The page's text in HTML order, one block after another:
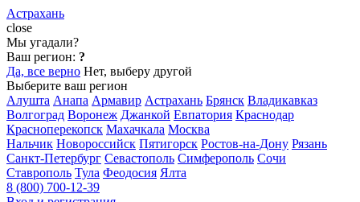
Астрахань
close
Мы угадали?
Ваш регион: ?
Да, все верно Нет, выберу другой
Выберите ваш регион
Алушта Анапа Армавир Астрахань Брянск Владикавказ
Волгоград Воронеж Джанкой Евпатория Краснодар
Красноперекопск Махачкала Москва
Нальчик Новороссийск Пятигорск Ростов-на-Дону Рязань
Санкт-Петербург Севастополь Симферополь Сочи
Ставрополь Тула Феодосия Ялта
8 (800) 700-12-39